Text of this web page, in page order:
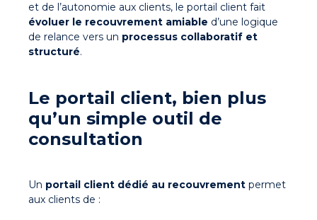
et de l’autonomie aux clients, le portail client fait
évoluer le recouvrement amiable d’une logique
de relance vers un processus collaboratif et
structuré.
Le portail client, bien plus
qu’un simple outil de
consultation
Un portail client dédié au recouvrement permet
aux clients de :